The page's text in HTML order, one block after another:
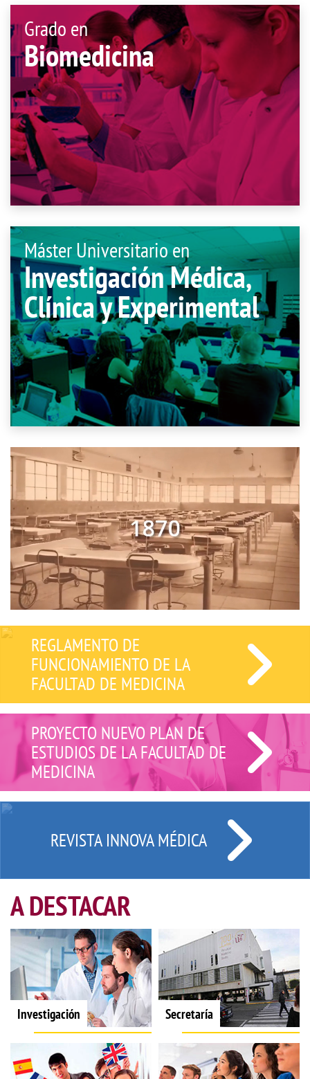
Grado en
Biomedicina
Máster Universitario en
Investigación Médica,
Clínica y Experimental
REGLAMENTO DE
FUNCIONAMIENTO DE LA
FACULTAD DE MEDICINA
PROYECTO NUEVO PLAN DE
ESTUDIOS DE LA FACULTAD DE
MEDICINA
REVISTA INNOVA MÉDICA
A DESTACAR
Investigación Secretaría